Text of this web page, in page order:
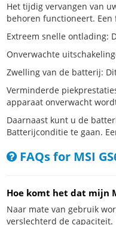
Het tijdig vervangen van
behoren functioneert.
Extreem snelle ontlading:
Onverwachte
Zwelling van de batterij:
Verminderde
apparaat onverwacht
Daarnaast kunt u de
Batterijconditie te gaan.
FAQs for MSI
Hoe komt het dat mijn
Naar mate van gebruik
verslechterd de capaciteit.